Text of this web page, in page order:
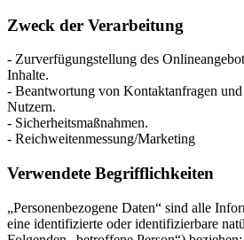
Zweck der Verarbeitung
- Zurverfügungstellung des
Inhalte.
- Beantwortung von Kontaktanfragen
Nutzern.
- Sicherheitsmaßnahmen.
- Reichweitenmessung/Marketing
Verwendete Begrifflichkeiten
„Personenbezogene Daten“ sind alle
eine identifizierte oder identifizierbare